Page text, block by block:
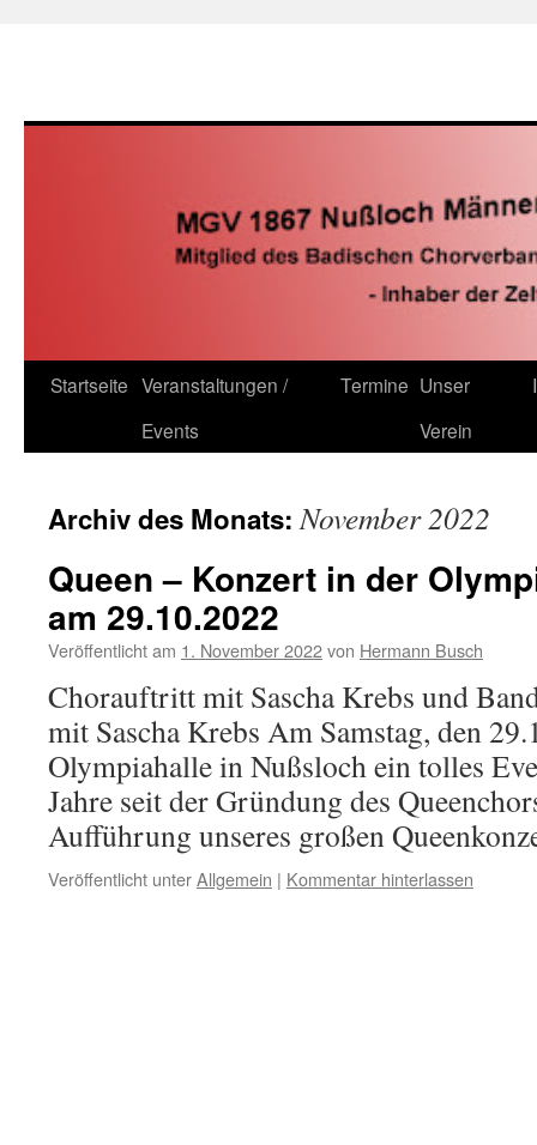
Startseite Veranstaltungen /
Events
Termine Unser
Verein
Archiv des Monats:November 2022
Queen – Konzert in der
am 29.10.2022
Veröffentlicht am 1. November 2022von Hermann Busch
Chorauftritt mit Sascha Krebs und
mit Sascha Krebs Am Samstag, den
Olympiahalle in Nußsloch ein tolles
Jahre seit der Gründung des
Aufführung unseres großen
Veröffentlicht unterAllgemein | Kommentar hinterlassen